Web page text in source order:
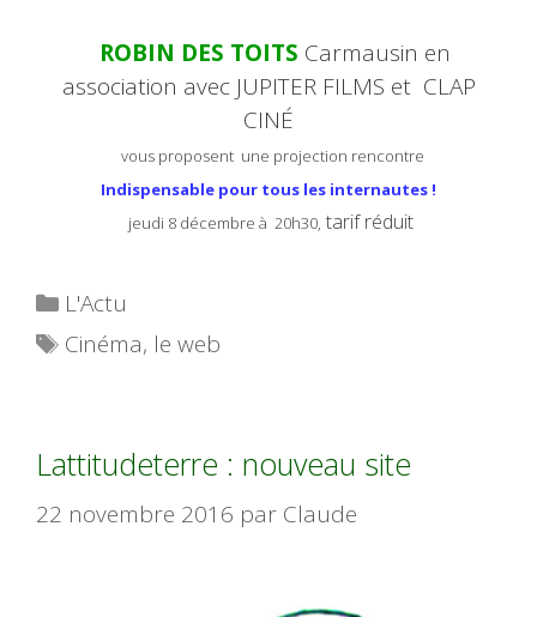
ROBIN DES TOITS Carmausin en
association avec JUPITER FILMS et CLAP
CINÉ
vous proposent une projection rencontre
Indispensable pour tous les internautes !
jeudi 8 décembre à 20h30, tarif réduit
Catégories
L'Actu
Étiquettes
Cinéma, le web
Lattitudeterre : nouveau site
22 novembre 2016 par Claude